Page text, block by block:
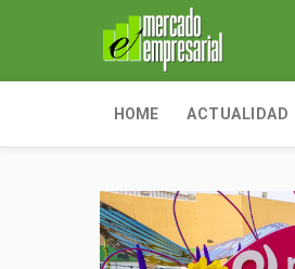
HOME ACTUALIDAD